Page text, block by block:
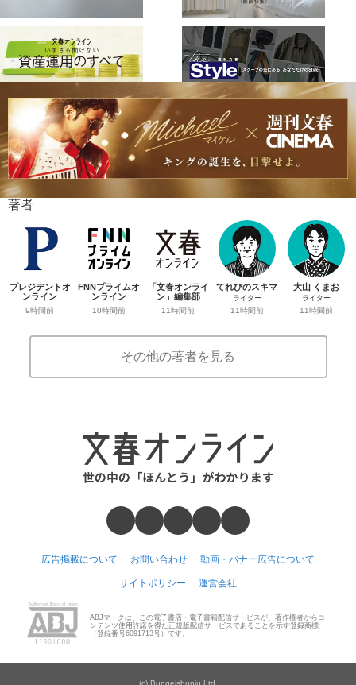
著者
プレジデントオ
ンライン
9時間前
FNNプライムオ
ンライン
10時間前
「文春オンライ
ン」編集部
11時間前
てれびのスキマ
ライター
11時間前
大山 くまお
ライター
11時間前
その他の著者を見る
広告掲載について お問い合わせ 動画・バナー広告について
サイトポリシー 運営会社
ABJマークは、この電子書店・電子書籍配信サービスが、著作権者からコ
ンテンツ使用許諾を得た正規版配信サービスであることを示す登録商標
（登録番号6091713号）です。
(c) Bungeishunju Ltd.